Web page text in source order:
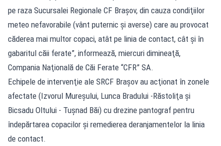
pe raza Sucursalei Regionale CF Braşov, din cauza condiţiilor
meteo nefavorabile (vânt puternic şi averse) care au provocat
căderea mai multor copaci, atât pe linia de contact, cât şi în
gabaritul căii ferate”, informează, miercuri dimineaţă,
Compania Naţională de Căi Ferate “CFR” SA.
Echipele de intervenţie ale SRCF Braşov au acţionat în zonele
afectate (Izvorul Mureşului, Lunca Bradului -Răstoliţa şi
Bicsadu Oltului - Tuşnad Băi) cu drezine pantograf pentru
îndepărtarea copacilor şi remedierea deranjamentelor la linia
de contact.